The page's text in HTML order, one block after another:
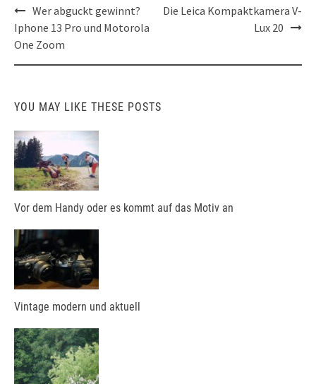
Post
navigation
Wer abguckt gewinnt?
Iphone 13 Pro und Motorola
One Zoom
Die Leica Kompaktkamera V-
Lux 20
YOU MAY LIKE THESE POSTS
Vor dem Handy oder es kommt auf das Motiv an
Vintage modern und aktuell